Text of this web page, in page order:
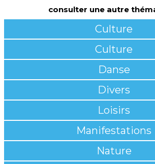
consulter une autre
Culture
Culture
Danse
Divers
Loisirs
Manifestations
Nature